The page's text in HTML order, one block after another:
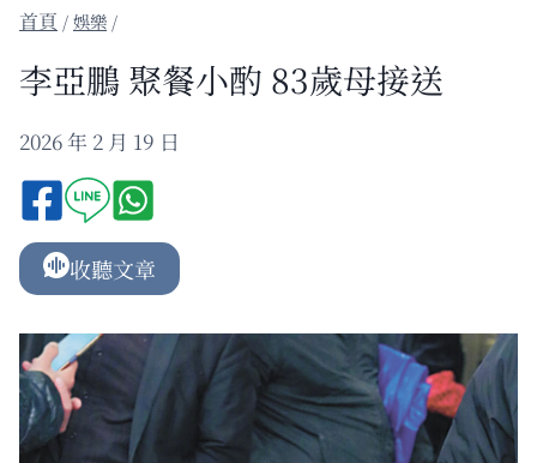
/娛樂 /
李亞鵬 聚餐小酌 83歲母接送
2026 年 2 月 19 日
收聽文章